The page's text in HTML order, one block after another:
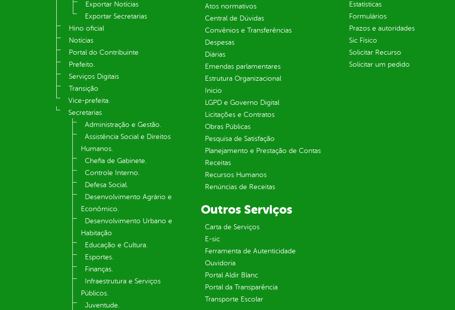
Exportar Notícias
Exportar Secretarias
Hino oficial
Notícias
Portal do Contribuinte
Prefeito.
Serviços Digitais
Transição
Vice-prefeita.
Secretarias
Administração e Gestão.
Assistência Social e Direitos
Humanos.
Chefia de Gabinete.
Controle Interno.
Defesa Social.
Desenvolvimento Agrário e
Econômico.
Desenvolvimento Urbano e
Habitação
Educação e Cultura.
Esportes.
Finanças.
Infraestrutura e Serviços
Públicos.
Juventude.
Atos normativos
Central de Dúvidas
Convênios e Transferências
Despesas
Diárias
Emendas parlamentares
Estrutura Organizacional
Inicio
LGPD e Governo Digital
Licitações e Contratos
Obras Públicas
Pesquisa de Satisfação
Planejamento e Prestação de Contas
Receitas
Recursos Humanos
Renúncias de Receitas
Estatísticas
Formulários
Prazos e autoridades
Sic Físico
Solicitar Recurso
Solicitar um pedido
Outros Serviços
Carta de Serviços
E-sic
Ferramenta de Autenticidade
Ouvidoria
Portal Aldir Blanc
Portal da Transparência
Transporte Escolar